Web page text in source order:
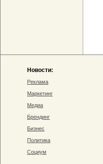
Новости:
Реклама
Маркетинг
Медиа
Брендинг
Бизнес
Политика
Социум